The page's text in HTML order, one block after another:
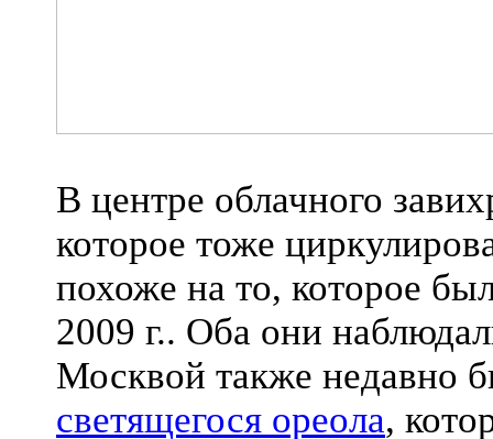
В центре облачного
которое тоже
похоже на то, которое
2009 г.. Оба они
Москвой также недавно
светящегося ореола,